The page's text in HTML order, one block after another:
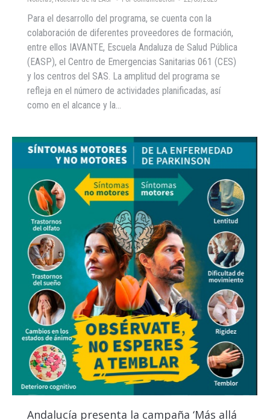
Para el desarrollo del programa, se cuenta con la
colaboración de diferentes proveedores de formación,
entre ellos IAVANTE, Escuela Andaluza de Salud Pública
(EASP), el Centro de Emergencias Sanitarias 061 (CES)
y los centros del SAS. La amplitud del programa se
refleja en el número de actividades planificadas, así
como en el alcance y la…
Andalucía presenta la campaña ‘Más allá